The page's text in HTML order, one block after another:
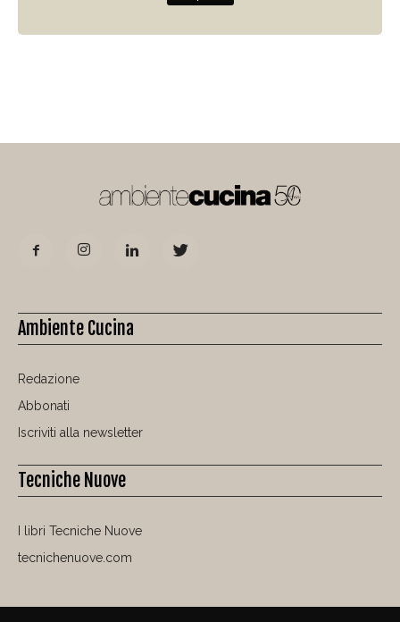
Ambiente Cucina
Redazione
Abbonati
Iscriviti alla newsletter
Tecniche Nuove
I libri Tecniche Nuove
tecnichenuove.com